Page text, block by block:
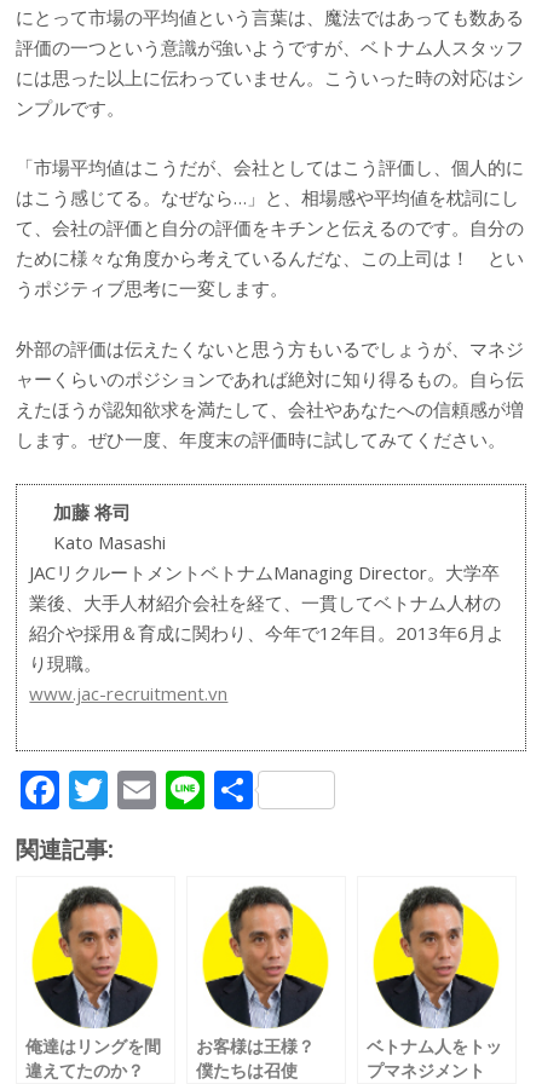
にとって市場の平均値という言葉は、魔法ではあっても数ある
評価の一つという意識が強いようですが、ベトナム人スタッフ
には思った以上に伝わっていません。こういった時の対応はシ
ンプルです。
「市場平均値はこうだが、会社としてはこう評価し、個人的に
はこう感じてる。なぜなら…」と、相場感や平均値を枕詞にし
て、会社の評価と自分の評価をキチンと伝えるのです。自分の
ために様々な角度から考えているんだな、この上司は！ とい
うポジティブ思考に一変します。
外部の評価は伝えたくないと思う方もいるでしょうが、マネジ
ャーくらいのポジションであれば絶対に知り得るもの。自ら伝
えたほうが認知欲求を満たして、会社やあなたへの信頼感が増
します。ぜひ一度、年度末の評価時に試してみてください。
加藤 将司
Kato Masashi
JACリクルートメントベトナムManaging Director。大学卒
業後、大手人材紹介会社を経て、一貫してベトナム人材の
紹介や採用＆育成に関わり、今年で12年目。2013年6月よ
り現職。
www.jac-recruitment.vn
F
ac
e
b
o
o
k
T
itt
er
E Li 共
関連記事:
俺達はリングを間
違えてたのか？
お客様は王様？
僕たちは召使
ベトナム人をトッ
プマネジメント